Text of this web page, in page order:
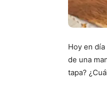
Hoy en
de una
tapa?